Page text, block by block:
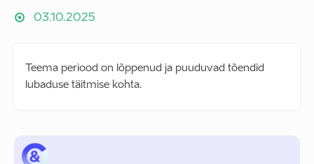
03.10.2025
Teema periood on lõppenud ja puuduvad tõendid
lubaduse täitmise kohta.